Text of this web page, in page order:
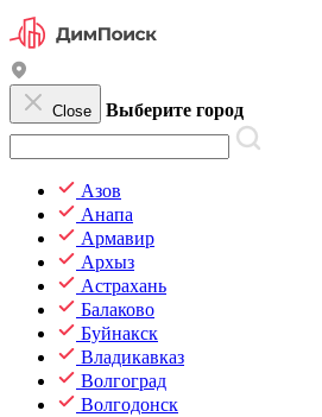
Close Выберите город
Азов
Анапа
Армавир
Архыз
Астрахань
Балаково
Буйнакск
Владикавказ
Волгоград
Волгодонск